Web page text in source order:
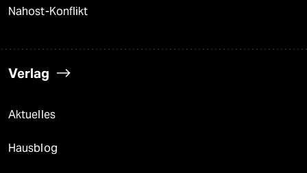
Nahost-Konflikt
Verlag
Aktuelles
Hausblog